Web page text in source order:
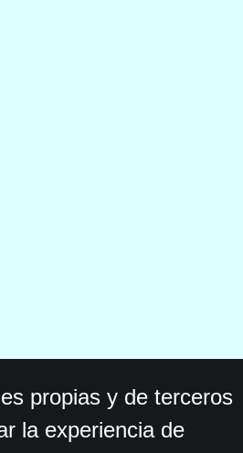
propias y de terceros
la experiencia de